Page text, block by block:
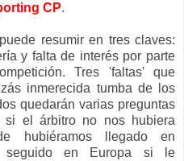
CP.
resumir en tres claves:
y falta de interés por parte
Tres 'faltas' que
inmerecida tumba de los
quedarán varias preguntas
si el árbitro no nos hubiera
hubiéramos llegado en
seguido en Europa si le